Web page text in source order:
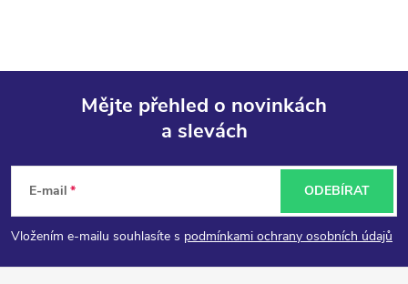
p
Mějte přehled o novinkách
a slevách
E-mail
Vložením e-mailu souhlasíte s podmínkami ochrany osobních údajů
ODEBÍRAT